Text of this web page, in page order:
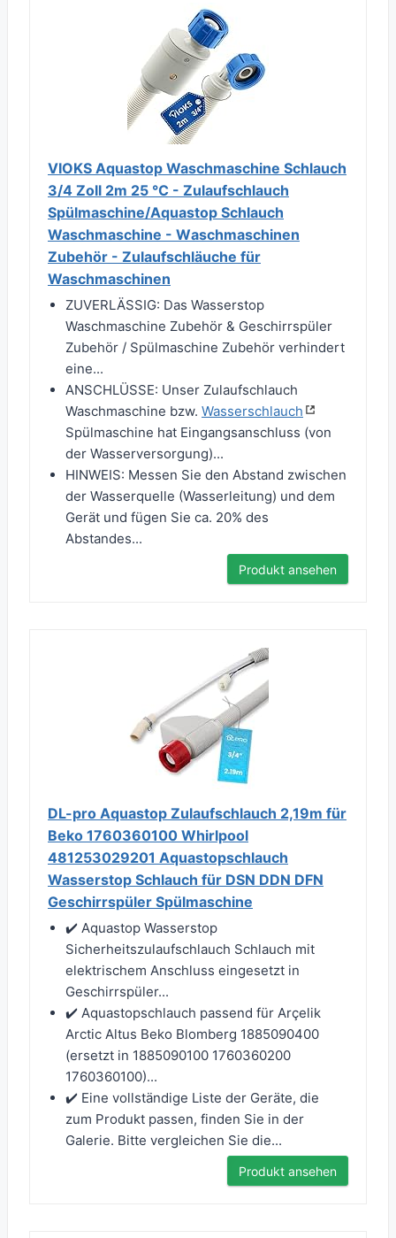
VIOKS Aquastop Waschmaschine Schlauch
3/4 Zoll 2m 25 °C - Zulaufschlauch
Spülmaschine/Aquastop Schlauch
Waschmaschine - Wаschmaschinen
Zubehör - Zulaufschläuche für
Waschmаschinen
ZUVERLÄSSIG: Das Wasserstop
Waschmaschine Zubehör & Geschirrspüler
Zubehör / Spülmaschine Zubehör verhindert
eine...
ANSCHLÜSSE: Unser Zulaufschlauch
Waschmaschine bzw. Wasserschlauch
Spülmaschine hat Eingangsanschluss (von
der Wasserversorgung)...
HINWEIS: Messen Sie den Abstand zwischen
der Wasserquelle (Wasserleitung) und dem
Gerät und fügen Sie ca. 20% des
Abstandes...
Produkt ansehen
DL-pro Aquastop Zulaufschlauch 2,19m für
Beko 1760360100 Whirlpool
481253029201 Aquastopschlauch
Wasserstop Schlauch für DSN DDN DFN
Geschirrspüler Spülmaschine
✔️ Aquastop Wasserstop
Sicherheitszulaufschlauch Schlauch mit
elektrischem Anschluss eingesetzt in
Geschirrspüler...
✔️ Aquastopschlauch passend für Arçelik
Arctic Altus Beko Blomberg 1885090400
(ersetzt in 1885090100 1760360200
1760360100)...
✔️ Eine vollständige Liste der Geräte, die
zum Produkt passen, finden Sie in der
Galerie. Bitte vergleichen Sie die...
Produkt ansehen